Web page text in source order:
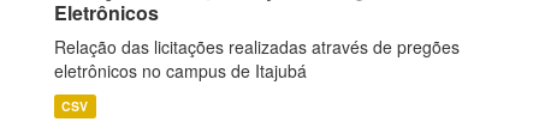
Eletrônicos
Relação das licitações realizadas através de pregões
eletrônicos no campus de Itajubá
CSV